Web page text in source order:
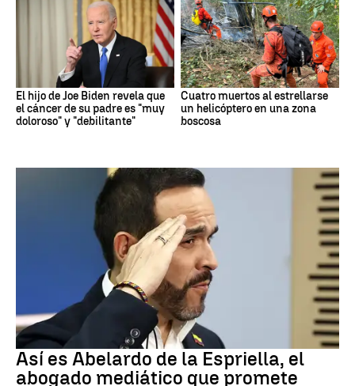
El hijo de Joe Biden revela que
el cáncer de su padre es "muy
doloroso" y "debilitante"
Cuatro muertos al estrellarse
un helicóptero en una zona
boscosa
Colombia
Así es Abelardo de la Espriella, el
abogado mediático que promete